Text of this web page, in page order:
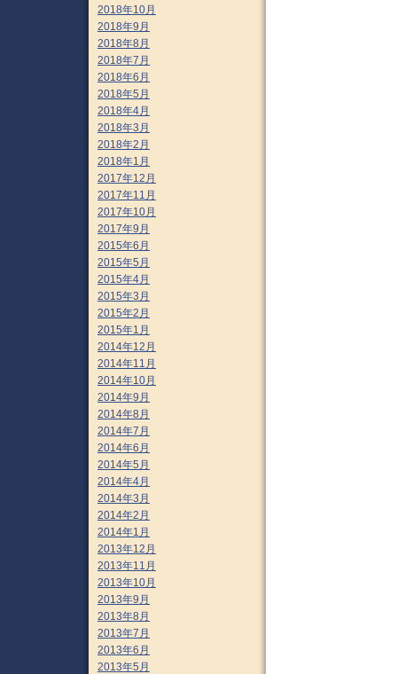
2018年10月
2018年9月
2018年8月
2018年7月
2018年6月
2018年5月
2018年4月
2018年3月
2018年2月
2018年1月
2017年12月
2017年11月
2017年10月
2017年9月
2015年6月
2015年5月
2015年4月
2015年3月
2015年2月
2015年1月
2014年12月
2014年11月
2014年10月
2014年9月
2014年8月
2014年7月
2014年6月
2014年5月
2014年4月
2014年3月
2014年2月
2014年1月
2013年12月
2013年11月
2013年10月
2013年9月
2013年8月
2013年7月
2013年6月
2013年5月